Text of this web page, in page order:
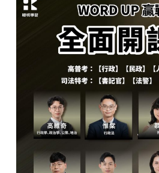
沒基礎考公職怎麼
般行政？
尤其內容艱深，不少自學的公職
如果完全沒基礎考公職，
dcard網友一致建議找老師上課，
挑選好的課程就是關鍵。